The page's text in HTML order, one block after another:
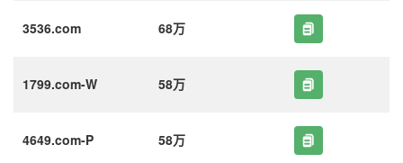
3536.com 68万
1799.com-W 58万
4649.com-P 58万